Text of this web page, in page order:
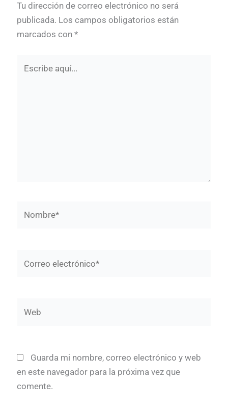
Tu dirección de correo electrónico no será
publicada. Los campos obligatorios están
marcados con*
electrónico*
Guarda mi nombre, correo electrónico y web
en este navegador para la próxima vez que
comente.